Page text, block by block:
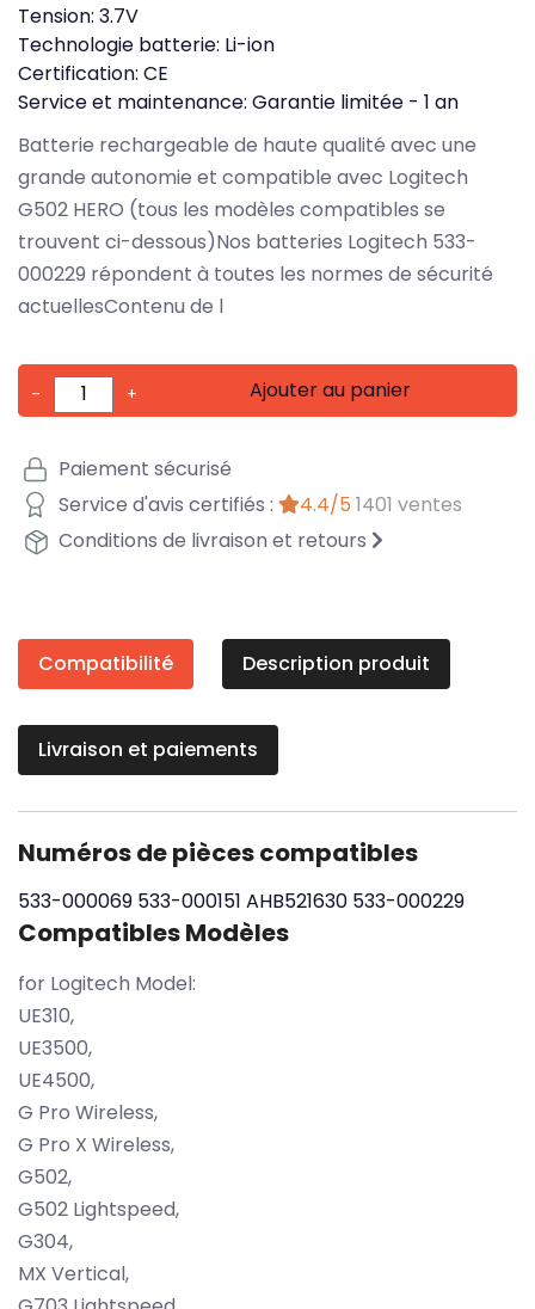
Tension: 3.7V
Technologie batterie: Li-ion
Certification: CE
Service et maintenance: Garantie limitée - 1 an
Batterie rechargeable de haute qualité avec une
grande autonomie et compatible avec Logitech
G502 HERO (tous les modèles compatibles se
trouvent ci-dessous)Nos batteries Logitech 533-
000229 répondent à toutes les normes de sécurité
actuellesContenu de l
- + Ajouter au panier
Paiement sécurisé
Service d'avis certifiés :
4.4/5 1401 ventes
Conditions de livraison et retours
Compatibilité Description produit
Livraison et paiements
Numéros de pièces compatibles
533-000069 533-000151 AHB521630 533-000229
Compatibles Modèles
for Logitech Model:
UE310,
UE3500,
UE4500,
G Pro Wireless,
G Pro X Wireless,
G502,
G502 Lightspeed,
G304,
MX Vertical,